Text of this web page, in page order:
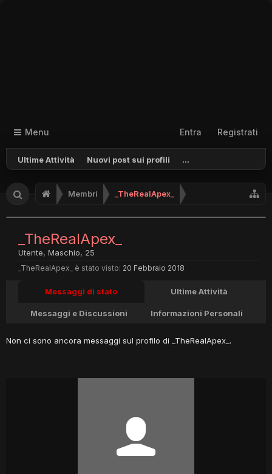
Menu
Ultime Attività Nuovi post sui profili ...
Entra Registrati
Membri _TheRealApex_
_TheRealApex_
Utente, Maschio, 25
_TheRealApex_ è stato visto: 20 Febbraio 2018
Messaggi di stato Ultime Attività
Messaggi e Discussioni Informazioni Personali
Non ci sono ancora messaggi sul profilo di _TheRealApex_.